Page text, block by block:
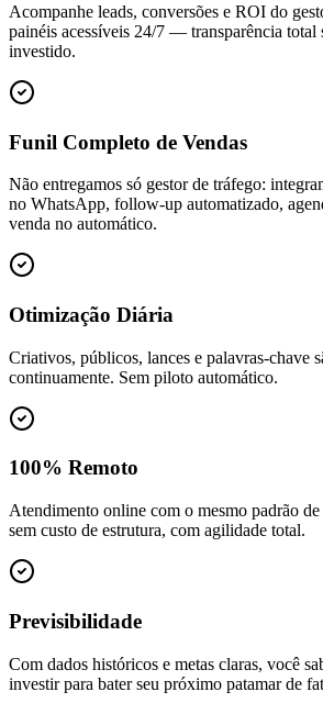
Acompanhe leads, conversões e ROI do
painéis acessíveis 24/7 — transparência total
investido.
Funil Completo de Vendas
Não entregamos só gestor de tráfego:
no WhatsApp, follow-up automatizado,
venda no automático.
Otimização Diária
Criativos, públicos, lances e palavras-chave
continuamente. Sem piloto automático.
100% Remoto
Atendimento online com o mesmo padrão
sem custo de estrutura, com agilidade total.
Previsibilidade
Com dados históricos e metas claras, você
investir para bater seu próximo patamar de